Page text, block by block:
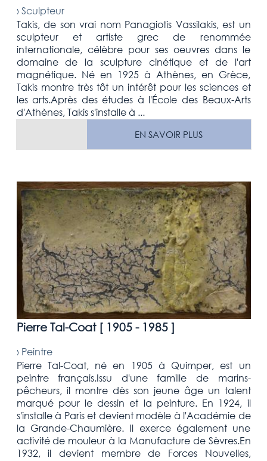
›Sculpteur
Takis, de son vrai nom Panagiotis Vassilakis, est un
sculpteur et artiste grec de renommée
internationale, célèbre pour ses oeuvres dans le
domaine de la sculpture cinétique et de l'art
magnétique. Né en 1925 à Athènes, en Grèce,
Takis montre très tôt un intérêt pour les sciences et
les arts.Après des études à l'École des Beaux-Arts
d'Athènes, Takis s'installe à ...
EN SAVOIR PLUS
Pierre Tal-Coat [ 1905 - 1985]
› Peintre
Pierre Tal-Coat, né en 1905 à Quimper, est un
peintre français.Issu d'une famille de marins-
pêcheurs, il montre dès son jeune âge un talent
marqué pour le dessin et la peinture. En 1924, il
s'installe à Paris et devient modèle à l'Académie de
la Grande-Chaumière. Il exerce également une
activité de mouleur à la Manufacture de Sèvres.En
1932, il devient membre de Forces Nouvelles,